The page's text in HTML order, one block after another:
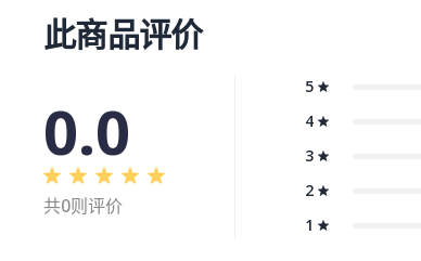
此商品评价
0.0
共0则评价
5
4
3
2
1